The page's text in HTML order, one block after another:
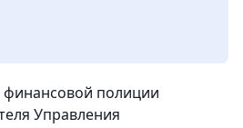
финансовой полиции
Управления